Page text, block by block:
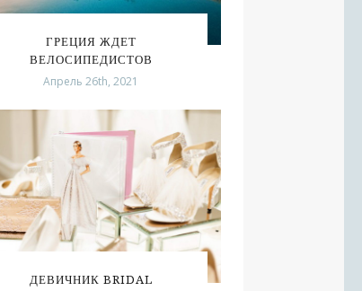
ГРЕЦИЯ ЖДЕТ
ВЕЛОСИПЕДИСТОВ
Апрель 26th, 2021
ДЕВИЧНИК BRIDAL